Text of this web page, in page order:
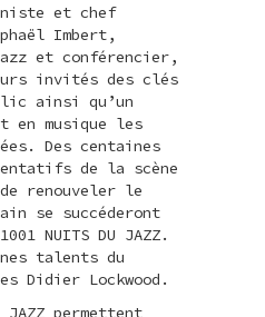
et chef
Imbert,
et conférencier,
invités des clés
ainsi qu’un
musique les
Des centaines
de la scène
renouveler le
se succéderont
NUITS DU JAZZ.
talents du
Didier Lockwood.
JAZZ permettent